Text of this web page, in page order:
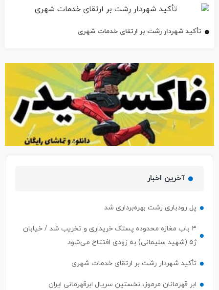
تأکید شهردار رشت بر ارتقای خدمات شهری
آخرین اخبار
پل رودباری رشت بهره‌برداری شد
۳ باب مغازه محدوده پستک خریداری و تخریب شد / خیابان
ژ۵ (شهید سلیمانی) به زودی افتتاح می‌شود
تأکید شهردار رشت بر ارتقای خدمات شهری
ابر قهرمانان مرموز، نخستین سریال ابرقهرمانی ایران